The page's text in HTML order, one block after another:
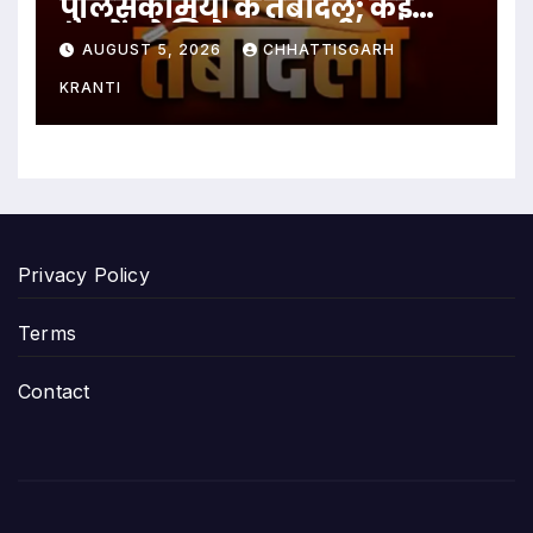
थानों को मिले नए प्रभारी
AUGUST 5, 2026 CHHATTISGARH
KRANTI
Privacy Policy
Terms
Contact